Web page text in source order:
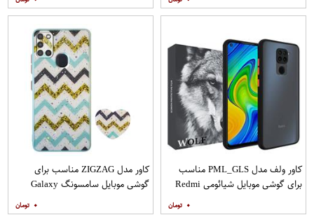
مات
کاور ولف مدل PML_GLS مناسب
برای گوشی موبایل شیائومی Redmi
۰
کاور مدل ZIGZAG مناسب برای
گوشی موبایل سامسونگ Galaxy
۰